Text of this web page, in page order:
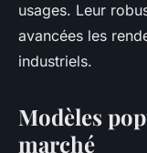
usages. Leur
avancées les
industriels.
Modèles
marché